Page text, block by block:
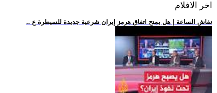
اخر الافلام
.. نقاش الساعة | هل يمنح اتفاق هرمز إيران شرعية جديدة للسيطرة ع